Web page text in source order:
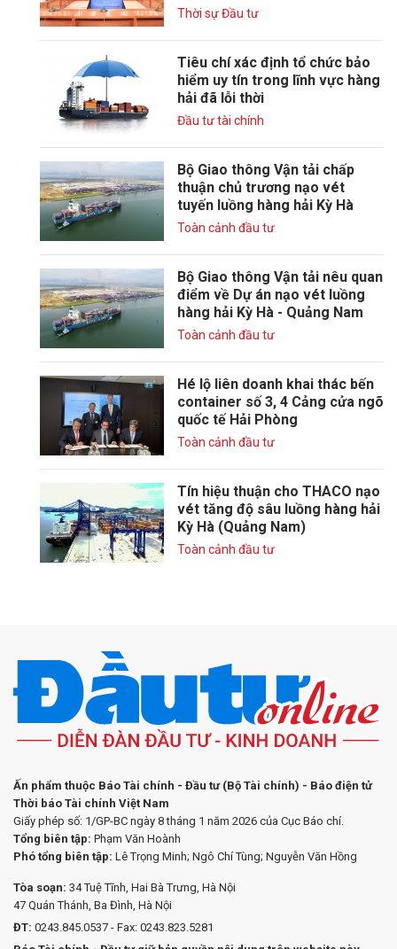
Thời sự Đầu tư
Tiêu chí xác định tổ chức bảo
hiểm uy tín trong lĩnh vực hàng
hải đã lỗi thời
Đầu tư tài chính
Bộ Giao thông Vận tải chấp
thuận chủ trương nạo vét
tuyến luồng hàng hải Kỳ Hà
Toàn cảnh đầu tư
Bộ Giao thông Vận tải nêu quan
điểm về Dự án nạo vét luồng
hàng hải Kỳ Hà - Quảng Nam
Toàn cảnh đầu tư
Hé lộ liên doanh khai thác bến
container số 3, 4 Cảng cửa ngõ
quốc tế Hải Phòng
Toàn cảnh đầu tư
Tín hiệu thuận cho THACO nạo
vét tăng độ sâu luồng hàng hải
Kỳ Hà (Quảng Nam)
Toàn cảnh đầu tư
Ấn phẩm thuộc Báo Tài chính - Đầu tư (Bộ Tài chính) - Báo điện tử
Thời báo Tài chính Việt Nam
Giấy phép số: 1/GP-BC ngày 8 tháng 1 năm 2026 của Cục Báo chí.
Tổng biên tập: Phạm Văn Hoành
Phó tổng biên tập: Lê Trọng Minh; Ngô Chí Tùng; Nguyễn Văn Hồng
Tòa soạn: 34 Tuệ Tĩnh, Hai Bà Trưng, Hà Nội
47 Quán Thánh, Ba Đình, Hà Nội
ĐT: 0243.845.0537 - Fax: 0243.823.5281